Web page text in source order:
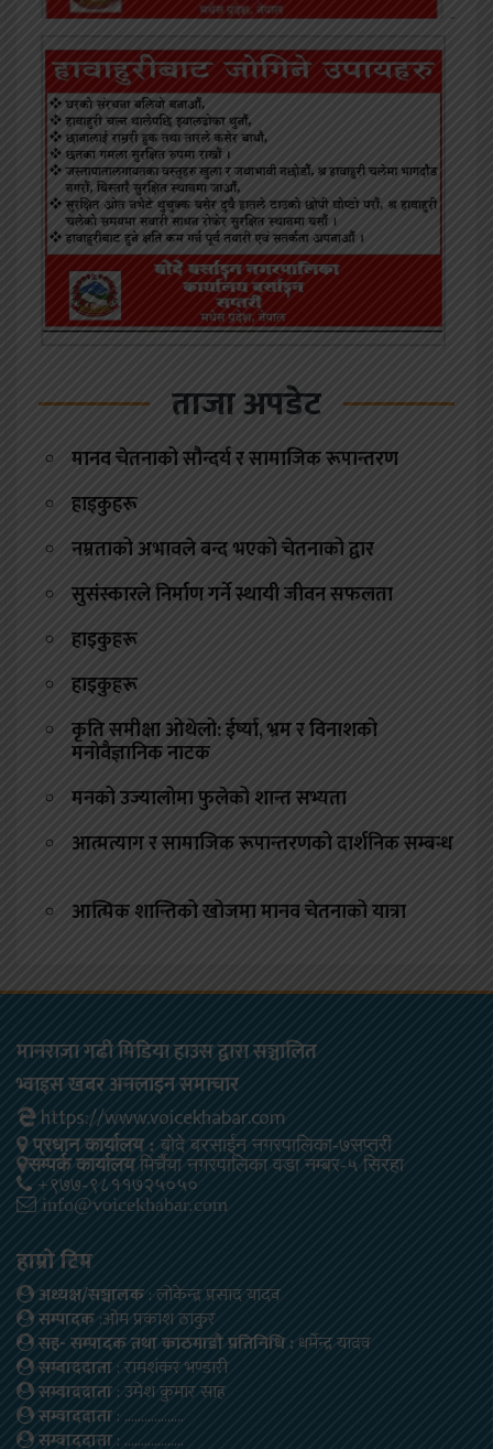
ताजा अपडेट
मानव चेतनाको सौन्दर्य र सामाजिक रूपान्तरण
हाइकुहरू
नम्रताको अभावले बन्द भएको चेतनाको द्वार
सुसंस्कारले निर्माण गर्ने स्थायी जीवन सफलता
हाइकुहरू
हाइकुहरू
कृति समीक्षा ओथेलो: ईर्ष्या, भ्रम र विनाशको
मनोवैज्ञानिक नाटक
मनको उज्यालोमा फुलेको शान्त सभ्यता
आत्मत्याग र सामाजिक रूपान्तरणको दार्शनिक सम्बन्ध
आत्मिक शान्तिको खोजमा मानव चेतनाको यात्रा
मानराजा गढी मिडिया हाउस द्वारा सञ्चालित
भ्वाइस खबर अनलाइन समाचार
https://www.voicekhabar.com
प्रधान कार्यालय : बोदे बरसाईन नगरपालिका-७सप्तरी
सम्पर्क कार्यालयमिर्चैया नगरपालिका वडा नम्बर-५ सिरहा
+९७७-९८११७२५०५०
info@voicekhabar.com
हाम्रो टिम
अध्यक्ष/सञ्चालक: लोकेन्द्र प्रसाद यादव
सम्पादक:ओम प्रकाश ठाकुर
सह- सम्पादक तथा काठमाडौ प्रतिनिधि : धर्मेन्द्र यादव
सम्वाददाता: रामशंकर भण्डारी
सम्वाददाता: उमेश कुमार साह
सम्वाददाता: ………………
सम्वाददाता: ………………